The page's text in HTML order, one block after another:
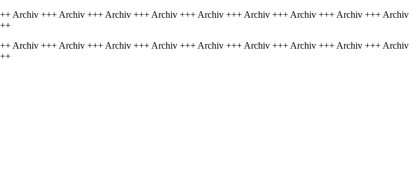
Archiv +++ Archiv +++ Archiv +++ Archiv +++ Archiv +++ Archiv +++ Archiv +++ Archiv +++ Archiv
Archiv +++ Archiv +++ Archiv +++ Archiv +++ Archiv +++ Archiv +++ Archiv +++ Archiv +++ Archiv